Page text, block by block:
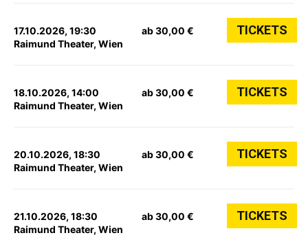
17.10.2026, 19:30
Raimund Theater, Wien
ab 30,00 € TICKETS
18.10.2026, 14:00
Raimund Theater, Wien
ab 30,00 € TICKETS
20.10.2026, 18:30
Raimund Theater, Wien
ab 30,00 € TICKETS
21.10.2026, 18:30
Raimund Theater, Wien
ab 30,00 € TICKETS